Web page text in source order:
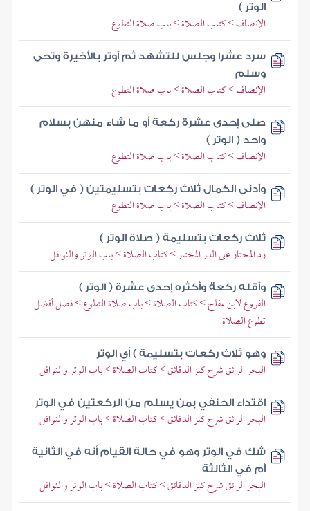
الوتر )
الإنصاف > كتاب الصلاة > باب صلاة التطوع
سرد عشرا وجلس للتشهد ثم أوتر بالأخيرة وتحى
وسلم
الإنصاف > كتاب الصلاة > باب صلاة التطوع
صلى إحدى عشرة ركعة أو ما شاء منهن بسلام
واحد ( الوتر )
الإنصاف > كتاب الصلاة > باب صلاة التطوع
وأدنى الكمال ثلاث ركعات بتسليمتين ( في الوتر )
الإنصاف > كتاب الصلاة > باب صلاة التطوع
ثلاث ركعات بتسليمة ( صلاة الوتر )
رد المحتار على الدر المختار > كتاب الصلاة > باب الوتر والنوافل
وأقله ركعة وأكثره إحدى عشرة ( الوتر )
الفروع لابن مفلح > كتاب الصلاة > باب صلاة التطوع > فصل أفضل
تطوع الصلاة
وهو ثلاث ركعات بتسليمة ) أي الوتر
البحر الرائق شرح كنز الدقائق > كتاب الصلاة > باب الوتر والنوافل
اقتداء الحنفي بمن يسلم من الركعتين في الوتر
البحر الرائق شرح كنز الدقائق > كتاب الصلاة > باب الوتر والنوافل
شك في الوتر وهو في حالة القيام أنه في الثانية
أم في الثالثة
البحر الرائق شرح كنز الدقائق > كتاب الصلاة > باب الوتر والنوافل